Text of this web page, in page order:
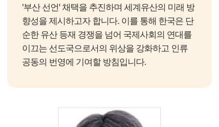
'부산 선언' 채택을 추진하며 세계유산의 미래 방
향성을 제시하고자 합니다. 이를 통해 한국은 단
순한 유산 등재 경쟁을 넘어 국제사회의 연대를
이끄는 선도국으로서의 위상을 강화하고 인류
공동의 번영에 기여할 방침입니다.